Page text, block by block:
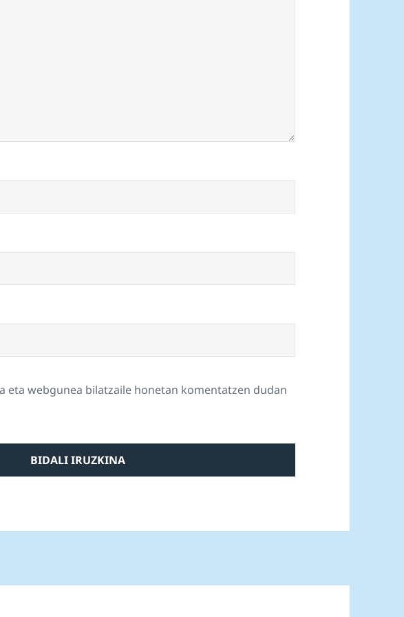
eta webgunea bilatzaile honetan komentatzen dudan